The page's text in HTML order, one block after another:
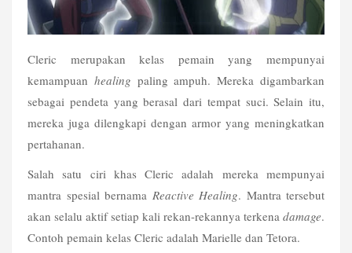
Cleric merupakan kelas pemain yang mempunyai
kemampuan healing paling ampuh. Mereka digambarkan
sebagai pendeta yang berasal dari tempat suci. Selain itu,
mereka juga dilengkapi dengan armor yang meningkatkan
pertahanan.
Salah satu ciri khas Cleric adalah mereka mempunyai
mantra spesial bernama Reactive Healing. Mantra tersebut
akan selalu aktif setiap kali rekan-rekannya terkena damage.
Contoh pemain kelas Cleric adalah Marielle dan Tetora.